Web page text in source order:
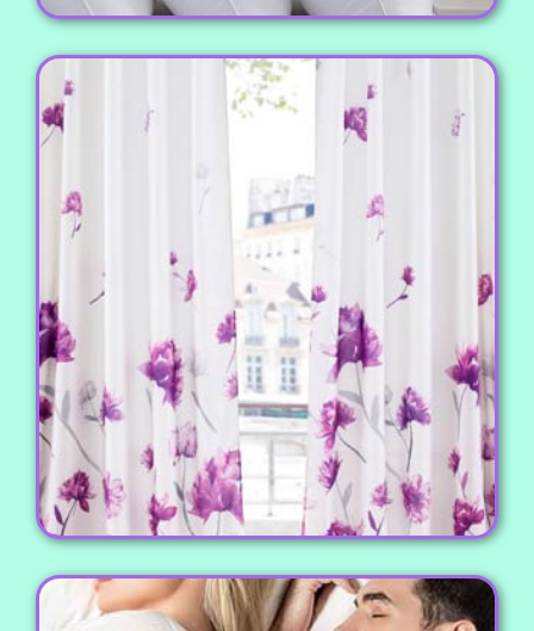
پرده سه بعدی
چاپ پرده های سه بعدی با طرح های جذاب و دوست
داشتنی، مناسب برای اتاق خواب کودکان و بزرگسالان و
سالن های پذیرایی.
مشاهده محصول